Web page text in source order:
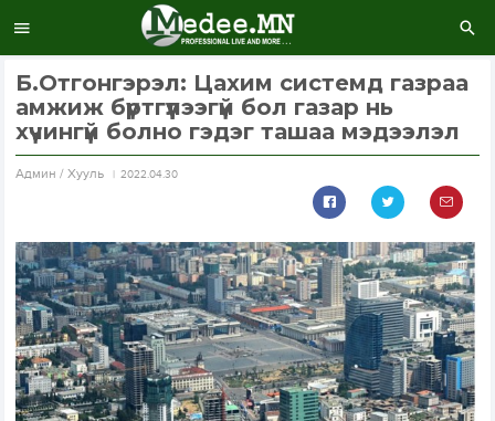
Б.Отгонгэрэл: Цахим системд газраа
амжиж бүртгүүлээгүй бол газар нь
хүчингүй болно гэдэг ташаа мэдээлэл
Aдмин / Хууль 2022.04.30